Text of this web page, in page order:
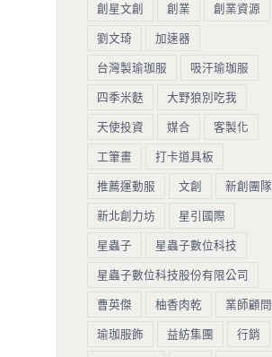
創星文創
創業
創業資源
劉文琦
加速器
台灣製瑜珈服
吸汗瑜珈服
四季米麩
大野狼別吃我
天使投資
媒合
客製化
工筆畫
打卡道具板
推薦運動服
文創
新創團隊
新北創力坊
星引國際
星蟲子
星蟲子數位科技
星蟲子數位科技股份有限公司
曹英傑
柚香肉乾
業師顧問
瑜珈服飾
益紡集團
行銷